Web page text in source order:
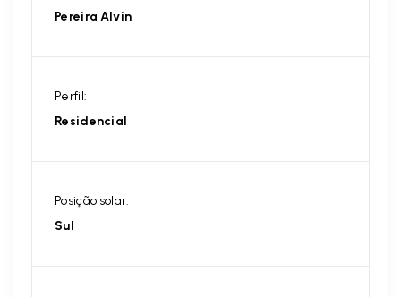
Pereira Alvin
Perfil:
Residencial
Posição solar:
Sul